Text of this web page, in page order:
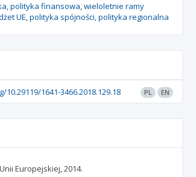
polityka finansowa wieloletnie ramy
UE polityka spójności polityka regionalna
1641-3466.2018.129.18 PL EN
Europejskiej, 2014.